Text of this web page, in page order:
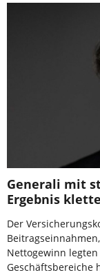
Generali mit
Ergebnis
Der
Nettogewinn
Geschäftsbereiche